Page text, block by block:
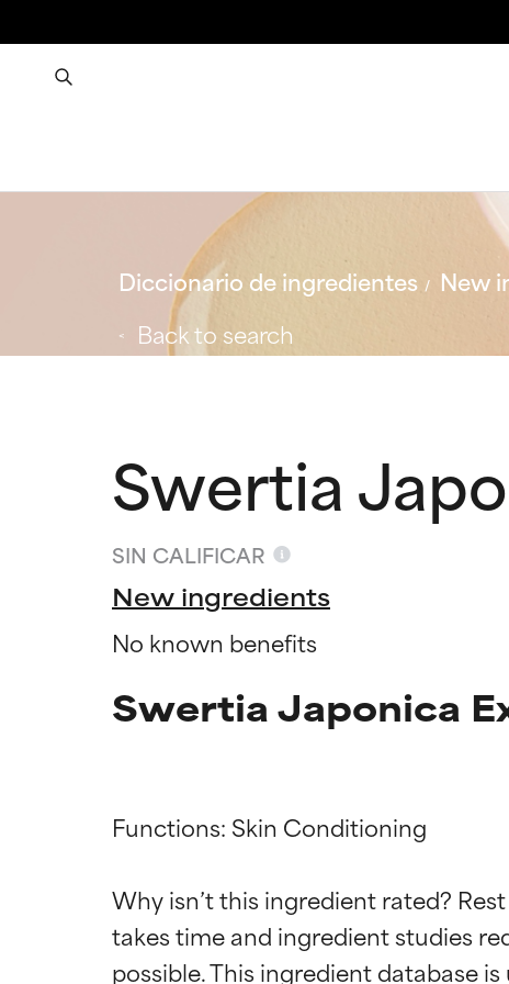
Diccionario de ingredientes New
Back to search
Swertia
SIN CALIFICAR
New ingredients
No known benefits
Swertia Japonica
Functions: Skin Conditioning
Why isn’t this ingredient rated?
takes time and ingredient studies
EXCELENTE
Ingrediente
EXCELENTE
Ingrediente